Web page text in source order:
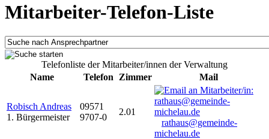
Mitarbeiter-Telefon-Liste
Telefonliste der Mitarbeiter/innen der Verwaltung
Name
Telefon Zimmer Mail
Robisch Andreas
1. Bürgermeister
09571
9707-0
2.01
rathaus@gemeinde-
michelau.de